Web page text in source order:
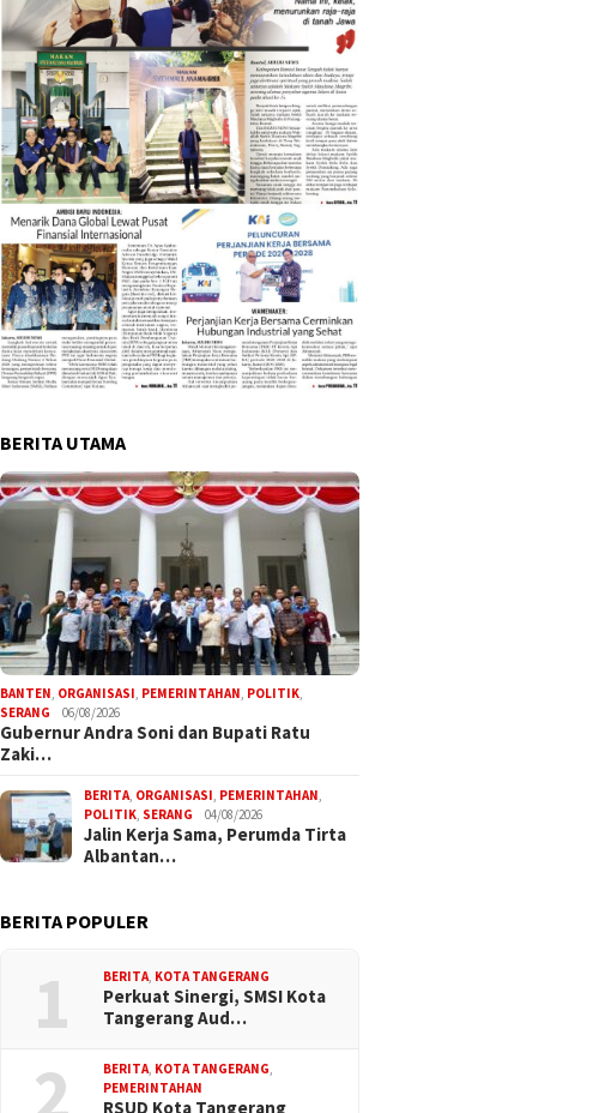
BERITA UTAMA
BANTEN ORGANISASI PEMERINTAHAN POLITIK
SERANG
06/08/2026
Gubernur Andra Soni dan Bupati Ratu
Zaki…
BERITA ORGANISASI PEMERINTAHAN
POLITIK SERANG 04/08/2026
Jalin Kerja Sama, Perumda Tirta
Albantan…
BERITA POPULER
1 BERITA KOTA TANGERANG
Perkuat Sinergi, SMSI Kota
Tangerang Aud…
2 BERITA KOTA TANGERANG
PEMERINTAHAN
RSUD Kota Tangerang